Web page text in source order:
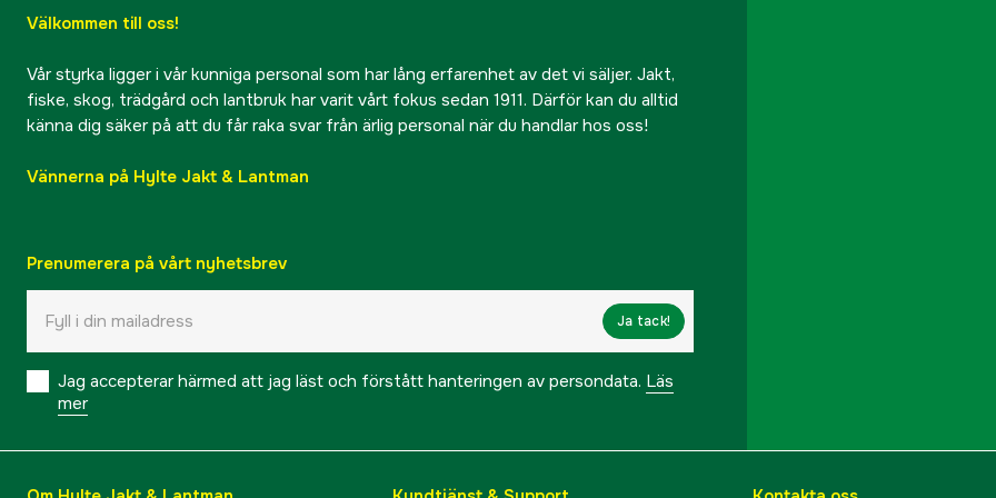
Välkommen till oss!
Vår styrka ligger i vår kunniga personal som har lång erfarenhet av det vi säljer. Jakt,
fiske, skog, trädgård och lantbruk har varit vårt fokus sedan 1911. Därför kan du alltid
känna dig säker på att du får raka svar från ärlig personal när du handlar hos oss!
Vännerna på Hylte Jakt & Lantman
Prenumerera på vårt nyhetsbrev
Ja tack!
Jag accepterar härmed att jag läst och förstått hanteringen av persondata. Läs
mer